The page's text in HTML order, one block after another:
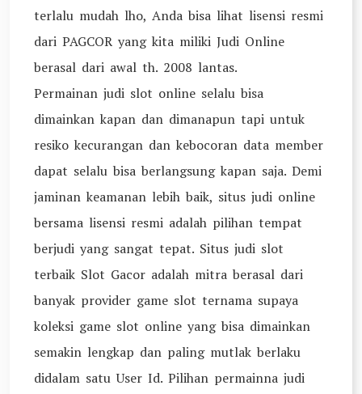
terlalu mudah lho, Anda bisa lihat lisensi resmi
dari PAGCOR yang kita miliki Judi Online
berasal dari awal th. 2008 lantas.
Permainan judi slot online selalu bisa
dimainkan kapan dan dimanapun tapi untuk
resiko kecurangan dan kebocoran data member
dapat selalu bisa berlangsung kapan saja. Demi
jaminan keamanan lebih baik, situs judi online
bersama lisensi resmi adalah pilihan tempat
berjudi yang sangat tepat. Situs judi slot
terbaik Slot Gacor adalah mitra berasal dari
banyak provider game slot ternama supaya
koleksi game slot online yang bisa dimainkan
semakin lengkap dan paling mutlak berlaku
didalam satu User Id. Pilihan permainna judi